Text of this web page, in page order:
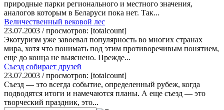
природные парки регионального и местного значения,
аналогов которым в Беларуси пока нет. Так...
Величественный вековой лес
23.07.2003 / просмотров: [totalcount]
Экотуризм уже завоевал популярность во многих странах
мира, хотя что понимать под этим противоречивым понятием,
еще до конца не выяснено. Прежде...
Съезд собирает друзей
23.07.2003 / просмотров: [totalcount]
Съезд — это всегда событие, определенный рубеж, когда
подводятся итоги и намечаются планы. А еще съезд — это
творческий праздник, это...